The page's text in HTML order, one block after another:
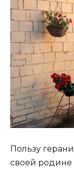
Пользу
своей родине